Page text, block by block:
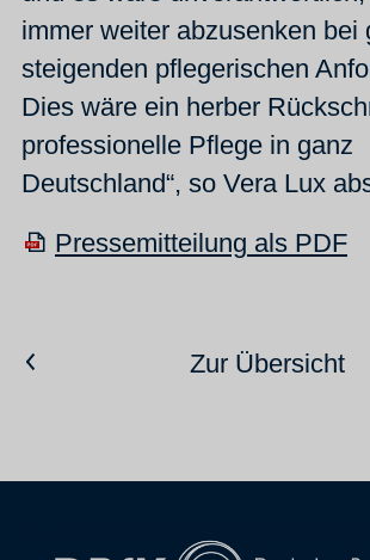
immer weiter abzusenken bei
steigenden pflegerischen
Dies wäre ein herber
professionelle Pflege in ganz
Deutschland“, so Vera Lux
Pressemitteilung als PDF
Vorheriger ArtikelZur Übersicht